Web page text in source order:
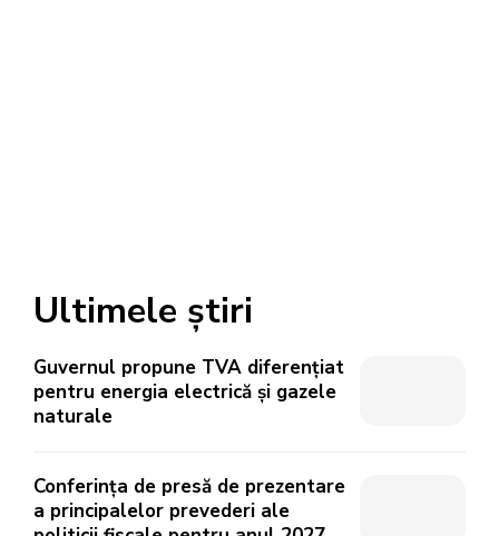
Ultimele știri
Guvernul propune TVA diferențiat
pentru energia electrică și gazele
naturale
Conferința de presă de prezentare
a principalelor prevederi ale